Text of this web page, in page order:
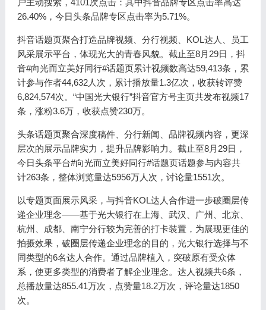
户主动搜索，4101次点击：其中抖音品牌专区点击率高达
26.40%，今日头条品牌专区点击率为5.71%。
抖音话题页聚合打造品牌视频、分行视频、KOL达人、员工
风采展示平台，体现光大的青春风貌。截止至8月29日，抖
音#向光而立美好同行#话题页累计视频数高达59,413条，累
计参与作者44,632人次，累计播放量1.3亿次，收获转评赞
6,824,574次。“中国光大银行”抖音官方号主页共发布视频17
条，涨粉3.6万，收获点赞230万。
头条话题页聚合深度稿件、分行新闻、品牌视频内容，更深
层次的展示品牌实力，提升品牌影响力。截止至8月29日，
今日头条平台#向光而立美好同行#话题页话题参与内容共
计263条，整体浏览量达5956万人次，讨论量1551次。
以专题页面展示风采，与抖音KOL达人合作进一步破圈层传
递企业理念——基于光大银行在上海、武汉、广州、北京、
杭州、成都、南宁分行较为完善的打卡装置，为展现更佳的
拍摄效果，破圈层传递企业理念的目的，光大银行选择与不
同类型的6名达人合作。通过品牌植入，突破原有受众体
系，使更多类型的消费者了解企业理念。达人视频共6条，
总播放量达855.41万次，点赞量18.2万次，评论量达1850
次。